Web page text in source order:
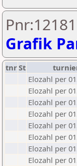
Grafik
tnrSt
Elozahl per
Elozahl per
Elozahl per
Elozahl per
Elozahl per
Elozahl per
Elozahl per
Elozahl per